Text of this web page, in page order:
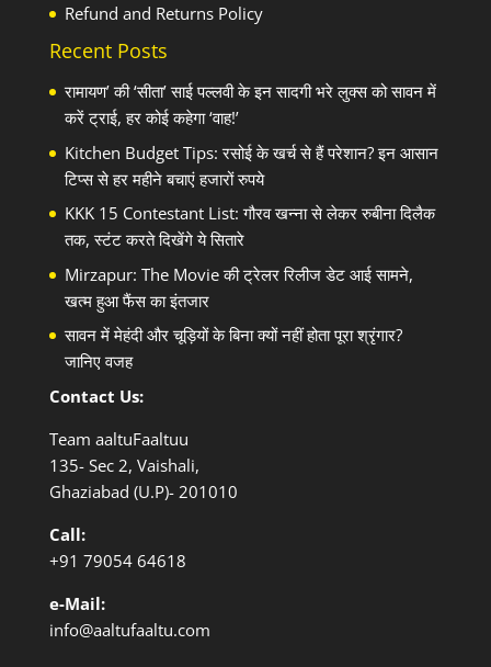
Refund and Returns Policy
Recent Posts
रामायण’ की ‘सीता’ साई पल्लवी के इन सादगी भरे लुक्स को सावन में
करें ट्राई, हर कोई कहेगा ‘वाह!’
Kitchen Budget Tips: रसोई के खर्च से हैं परेशान? इन आसान
टिप्स से हर महीने बचाएं हजारों रुपये
KKK 15 Contestant List: गौरव खन्ना से लेकर रुबीना दिलैक
तक, स्टंट करते दिखेंगे ये सितारे
Mirzapur: The Movie की ट्रेलर रिलीज डेट आई सामने,
खत्म हुआ फैंस का इंतजार
सावन में मेहंदी और चूड़ियों के बिना क्यों नहीं होता पूरा श्रृंगार?
जानिए वजह
Contact Us:
Team aaltuFaaltuu
135- Sec 2, Vaishali,
Ghaziabad (U.P)- 201010
Call:
+91 79054 64618
e-Mail:
info@aaltufaaltu.com